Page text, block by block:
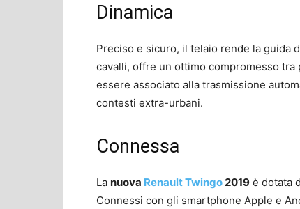
Dinamica
Preciso e sicuro, il telaio rende la guida
cavalli, offre un ottimo compromesso
essere associato alla trasmissione
contesti extra-urbani.
Connessa
La nuova Renault Twingo 2019 è dotata
Connessi con gli smartphone Apple e